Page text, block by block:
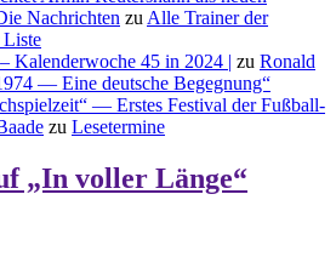
Nachrichten zu Alle Trainer der
Liste
Kalenderwoche 45 in 2024 | zu Ronald
— Eine deutsche Begegnung“
— Erstes Festival der Fußball-
zu Lesetermine
„In voller Länge“